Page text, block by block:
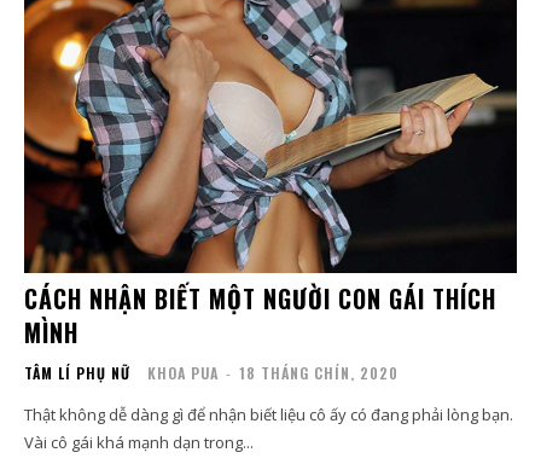
CÁCH NHẬN BIẾT MỘT NGƯỜI CON GÁI THÍCH
MÌNH
TÂM LÍ PHỤ NỮ KHOA PUA - 18 THÁNG CHÍN, 2020
Thật không dễ dàng gì để nhận biết liệu cô ấy có đang phải lòng bạn.
Vài cô gái khá mạnh dạn trong...